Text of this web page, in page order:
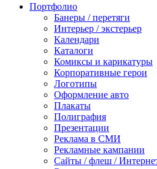
Портфолио
Банеры / перетяги
Интерьер / экстерьер
Календари
Каталоги
Комиксы и карикатуры
Корпоративные герои
Логотипы
Оформление авто
Плакаты
Полиграфия
Презентации
Реклама в СМИ
Рекламные кампании
Сайты / флеш /